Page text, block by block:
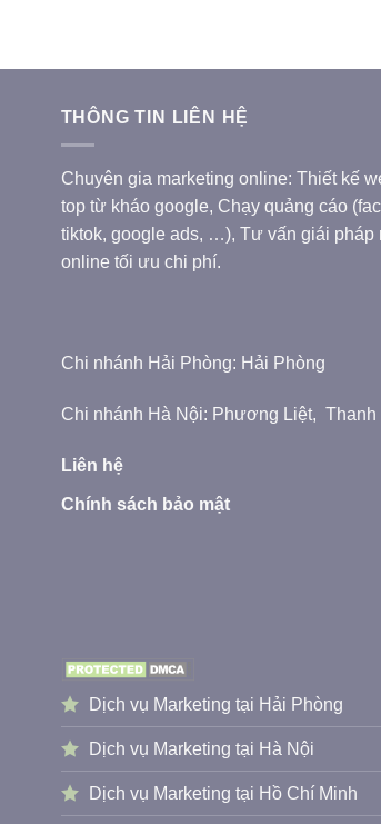
THÔNG TIN LIÊN HỆ
Chuyên gia marketing online: Thiết kế
top từ kháo google, Chạy quảng cáo
tiktok, google ads, …), Tư vấn giái pháp
online tối ưu chi phí.
Chi nhánh Hải Phòng: Hải Phòng
Chi nhánh Hà Nội: Phương Liệt, Thanh
Liên hệ
Chính sách bảo mật
Dịch vụ Marketing tại Hải Phòng
Dịch vụ Marketing tại Hà Nội
Dịch vụ Marketing tại Hồ Chí Minh